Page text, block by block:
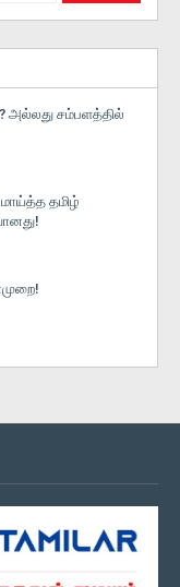
அல்லது சம்பளத்தில்
மாய்த்த தமிழ்